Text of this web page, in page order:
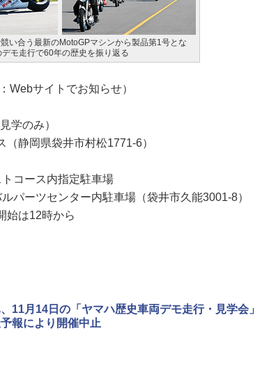
い合う最新のMotoGPマシンから製品第1号とな
モ走行で60年の歴史を振り返る
Webサイトでお知らせ）
学のみ）
静岡県袋井市村松1771-6）
コース内指定駐車場
パーツセンター内駐車場（袋井市久能3001-8）
始は12時から
11月14日の「ヤマハ歴史車両デモ走行・見学会」
報により開催中止